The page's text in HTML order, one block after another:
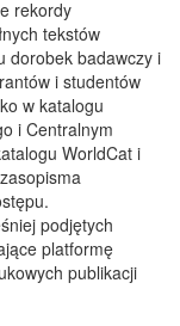
rekordy
tekstów
dorobek badawczy i
i studentów
w katalogu
i Centralnym
WorldCat i
podjętych
platformę
publikacji